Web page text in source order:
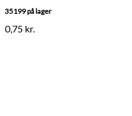
35199 på lager
0,75 kr.